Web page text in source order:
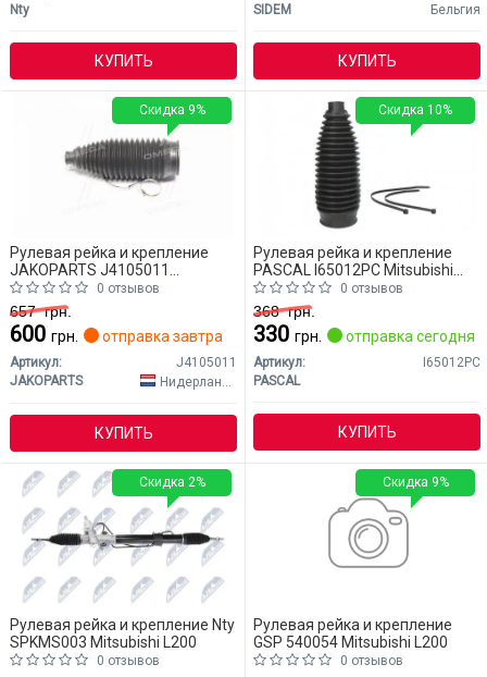
Nty
КУПИТЬ
SIDEM
Бельгия
КУПИТЬ
Рулевая рейка и крепление
JAKOPARTS J4105011
Mitsubishi L2000 отзывов
657грн.
600 грн. отправка завтра
Артикул:
J4105011
JAKOPARTS
Нидерланды
КУПИТЬ
Скидка 9%
Рулевая рейка и крепление
PASCAL I65012PC Mitsubishi
L200
0 отзывов
368грн.
330 грн. отправка сегодня
Артикул:
I65012PC
PASCAL
КУПИТЬ
Скидка 10%
Рулевая рейка и крепление Nty
SPKMS003 Mitsubishi L200
0 отзывов
Скидка 2%
Рулевая рейка и крепление
GSP 540054 Mitsubishi L200
0 отзывов
Скидка 9%